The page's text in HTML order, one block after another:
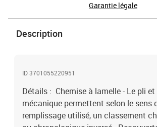
Garantie légale
Description
ID 3701055220951
Détails : Chemise à lamelle - Le pli et
mécanique permettent selon le sens
remplissage utilisé, un classement